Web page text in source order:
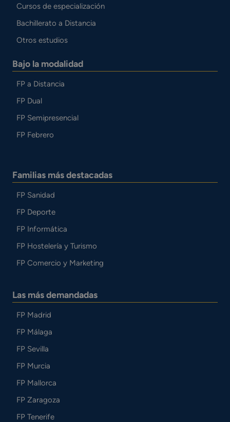
Cursos de especialización
Bachillerato a Distancia
Otros estudios
Bajo la modalidad
FP a Distancia
FP Dual
FP Semipresencial
FP Febrero
Familias más destacadas
FP Sanidad
FP Deporte
FP Informática
FP Hostelería y Turismo
FP Comercio y Marketing
Las más demandadas
FP Madrid
FP Málaga
FP Sevilla
FP Murcia
FP Mallorca
FP Zaragoza
FP Tenerife